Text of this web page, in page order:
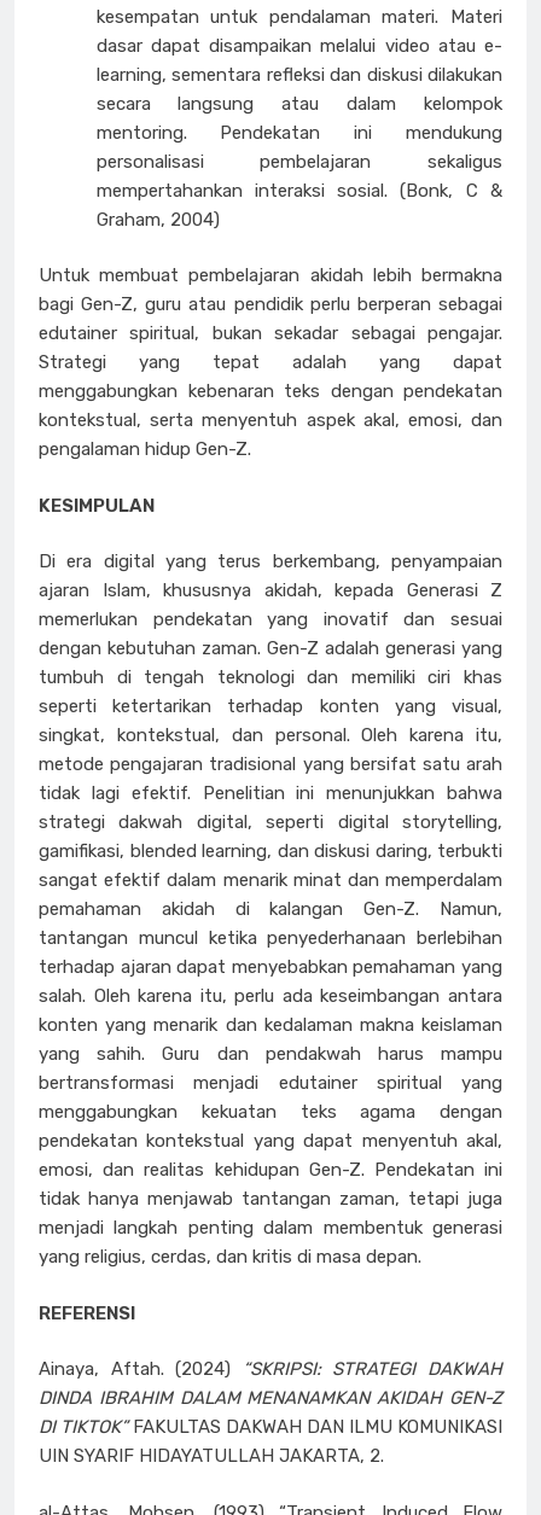
kesempatan untuk pendalaman materi. Materi
dasar dapat disampaikan melalui video atau e-
learning, sementara refleksi dan diskusi dilakukan
secara langsung atau dalam kelompok
mentoring. Pendekatan ini mendukung
personalisasi pembelajaran sekaligus
mempertahankan interaksi sosial. (Bonk, C &
Graham, 2004)
Untuk membuat pembelajaran akidah lebih bermakna
bagi Gen-Z, guru atau pendidik perlu berperan sebagai
edutainer spiritual, bukan sekadar sebagai pengajar.
Strategi yang tepat adalah yang dapat
menggabungkan kebenaran teks dengan pendekatan
kontekstual, serta menyentuh aspek akal, emosi, dan
pengalaman hidup Gen-Z.
KESIMPULAN
Di era digital yang terus berkembang, penyampaian
ajaran Islam, khususnya akidah, kepada Generasi Z
memerlukan pendekatan yang inovatif dan sesuai
dengan kebutuhan zaman. Gen-Z adalah generasi yang
tumbuh di tengah teknologi dan memiliki ciri khas
seperti ketertarikan terhadap konten yang visual,
singkat, kontekstual, dan personal. Oleh karena itu,
metode pengajaran tradisional yang bersifat satu arah
tidak lagi efektif. Penelitian ini menunjukkan bahwa
strategi dakwah digital, seperti digital storytelling,
gamifikasi, blended learning, dan diskusi daring, terbukti
sangat efektif dalam menarik minat dan memperdalam
pemahaman akidah di kalangan Gen-Z. Namun,
tantangan muncul ketika penyederhanaan berlebihan
terhadap ajaran dapat menyebabkan pemahaman yang
salah. Oleh karena itu, perlu ada keseimbangan antara
konten yang menarik dan kedalaman makna keislaman
yang sahih. Guru dan pendakwah harus mampu
bertransformasi menjadi edutainer spiritual yang
menggabungkan kekuatan teks agama dengan
pendekatan kontekstual yang dapat menyentuh akal,
emosi, dan realitas kehidupan Gen-Z. Pendekatan ini
tidak hanya menjawab tantangan zaman, tetapi juga
menjadi langkah penting dalam membentuk generasi
yang religius, cerdas, dan kritis di masa depan.
REFERENSI
Ainaya, Aftah. (2024)
“SKRIPSI: STRATEGI DAKWAH
DINDA IBRAHIM DALAM MENANAMKAN AKIDAH GEN-Z
DI TIKTOK”FAKULTAS DAKWAH DAN ILMU KOMUNIKASI
UIN SYARIF HIDAYATULLAH JAKARTA, 2.